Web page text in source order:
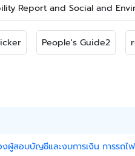
Report and Social and
People's Guide2
งผู้สอบบัญชีและงบการเงิน การรถ